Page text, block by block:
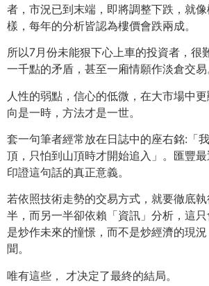
者，市況已到末端，即將調整下跌，就
樣，每年的分析皆認為樓價會跌兩成。
所以7月份未能狠下心上車的投資者，很
一千點的矛盾，甚至一廂情願作淡倉交易
人性的弱點，信心的低微，在大市場中
向是一時，方法才是一世。
套一句筆者經常放在日誌中的座右銘:「
頂，只怕到山頂時才開始追入」。匯豐
印證這句話的真正意義。
若依照技術走勢的交易方式，就要徹底
半，而另一半卻依賴「資訊」分析，這
是炒作未來的憧憬，而不是炒經濟的現
聞。
唯有這些， 才决定了最終的結局。